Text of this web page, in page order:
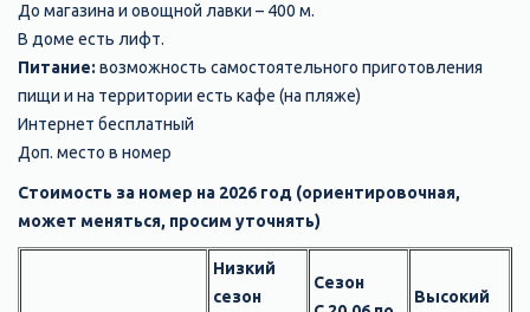
До магазина и овощной лавки – 400 м.
В доме есть лифт.
Питание: возможность самостоятельного приготовления
пищи и на территории есть кафе (на пляже)
Интернет бесплатный
Доп. место в номер
Стоимость за номер на 2026 год (ориентировочная,
может меняться, просим уточнять)
Низкий
сезон
Сезон
Высокий